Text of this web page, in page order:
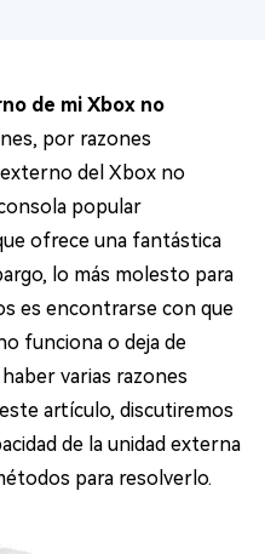
de mi Xbox no
por razones
del Xbox no
popular
ofrece una fantástica
lo más molesto para
es encontrarse con que
funciona o deja de
varias razones
artículo, discutiremos
de la unidad externa
para resolverlo.